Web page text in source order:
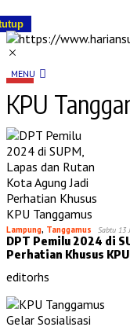
MENU
KPU
Lampung, Tanggamus Sabtu 13
DPT Pemilu 2024 di
Perhatian Khusus
editorhs